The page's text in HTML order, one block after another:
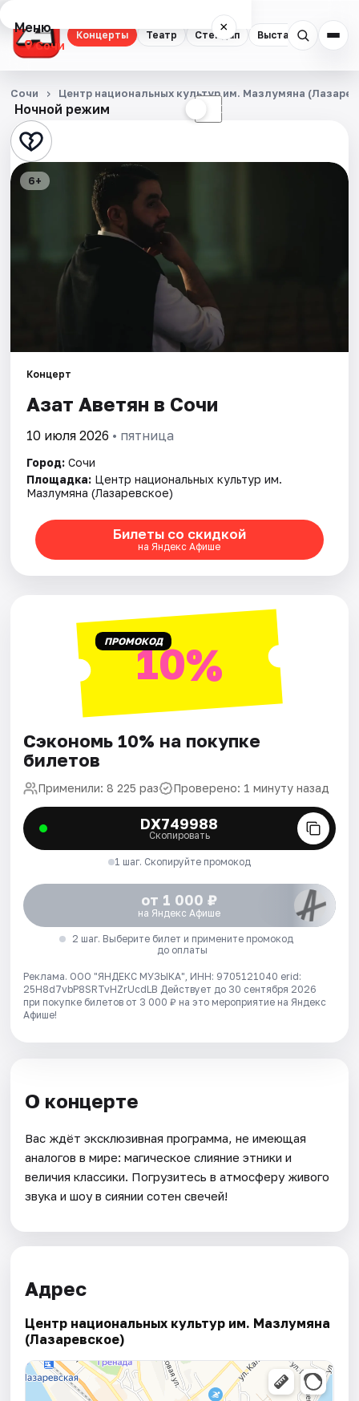
Концерты Театр Стендап Выставки
Меню ×
Сочи
Концерты
Театр
Стендап
Экскурсии
Города
Площадки
Артисты
Ночной режим ☾
Сочи Центр национальных культур им. Мазлумяна
6+
Концерт
Азат Аветян в Сочи
10 июля 2026 • пятница
Город: Сочи
Площадка: Центр национальных культур им.
Мазлумяна (Лазаревское)
Билеты со скидкой
на Яндекс Афише
ПРОМОКОД10%
Сэкономь 10% на покупке
билетов
Применили: 8 225 раз Проверено: 1 минуту назад
DX749988
Скопировать
1 шаг. Скопируйте промокод
от 1 000 ₽
на Яндекс Афише
2 шаг. Выберите билет и примените промокод
до оплаты
Реклама. ООО "ЯНДЕКС МУЗЫКА", ИНН: 9705121040 erid:
25H8d7vbP8SRTvHZrUcdLB Действует до 30 сентября 2026
при покупке билетов от 3 000 ₽ на это мероприятие на Яндекс
Афише!
О концерте
Вас ждёт эксклюзивная программа, не имеющая
аналогов в мире: магическое слияние этники и
величия классики. Погрузитесь в атмосферу живого
звука и шоу в сиянии сотен свечей!
Адрес
Центр национальных культур им. Мазлумяна
(Лазаревское)